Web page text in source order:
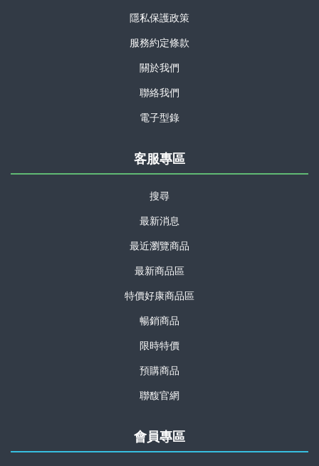
隱私保護政策
服務約定條款
關於我們
聯絡我們
電子型錄
客服專區
搜尋
最新消息
最近瀏覽商品
最新商品區
特價好康商品區
暢銷商品
限時特價
預購商品
聯馥官網
會員專區